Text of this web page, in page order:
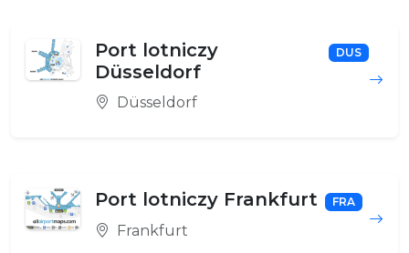
Port lotniczy
Düsseldorf
DUS
Düsseldorf
Port lotniczy Frankfurt FRA
Frankfurt